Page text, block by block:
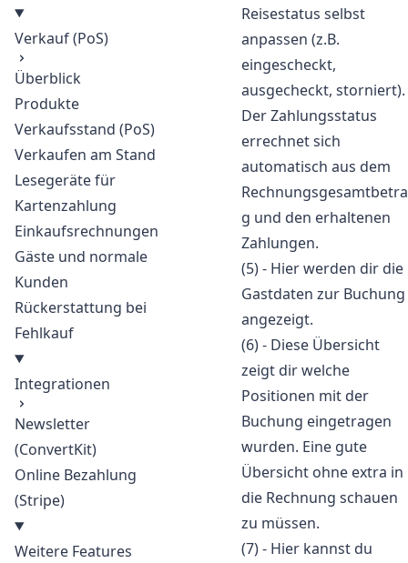
Verkauf (PoS)
Überblick
Produkte
Verkaufsstand (PoS)
Verkaufen am Stand
Lesegeräte für
Kartenzahlung
Einkaufsrechnungen
Gäste und normale
Kunden
Rückerstattung bei
Fehlkauf
Integrationen
Newsletter
(ConvertKit)
Online Bezahlung
(Stripe)
Weitere Features
Reisestatus selbst
anpassen (z.B.
eingescheckt,
ausgecheckt, storniert).
Der Zahlungsstatus
errechnet sich
automatisch aus dem
Rechnungsgesamtbetra
g und den erhaltenen
Zahlungen.
(5) - Hier werden dir die
Gastdaten zur Buchung
angezeigt.
(6) - Diese Übersicht
zeigt dir welche
Positionen mit der
Buchung eingetragen
wurden. Eine gute
Übersicht ohne extra in
die Rechnung schauen
zu müssen.
(7) - Hier kannst du